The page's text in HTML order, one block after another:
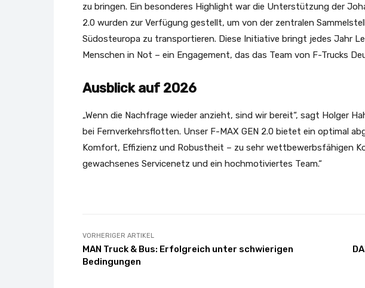
zu bringen. Ein besonderes Highlight war die Unterstützung der
2.0 wurden zur Verfügung gestellt, um von der zentralen
Südosteuropa zu transportieren. Diese Initiative bringt jedes Jahr
Menschen in Not – ein Engagement, das das Team von F-Trucks
Ausblick auf 2026
„Wenn die Nachfrage wieder anzieht, sind wir bereit“, sagt Holger
bei Fernverkehrsflotten. Unser F-MAX GEN 2.0 bietet ein optimal
Komfort, Effizienz und Robustheit – zu sehr wettbewerbsfähigen
gewachsenes Servicenetz und ein hochmotiviertes Team.“
VORHERIGER ARTIKEL
MAN Truck & Bus: Erfolgreich unter schwierigen
Bedingungen